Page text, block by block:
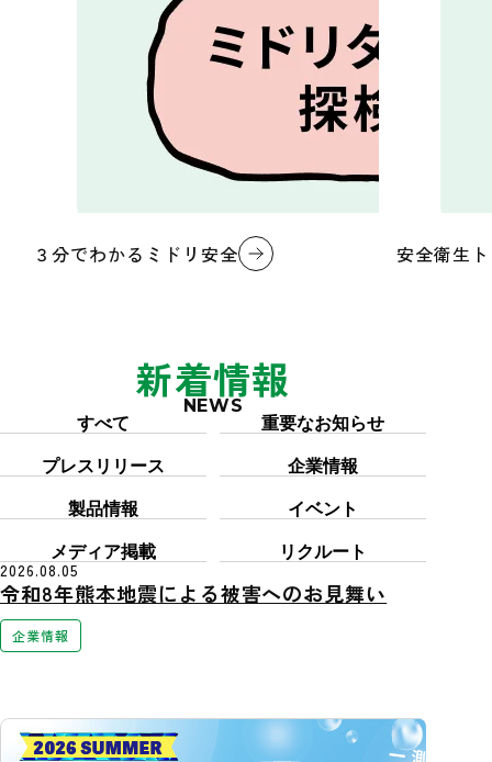
３分でわかるミドリ安全 安全衛生
新着情報
NEWS
すべて 重要なお知らせ
プレスリリース 企業情報
製品情報 イベント
メディア掲載 リクルート
カテゴリー「すべて」を6件表示しています
2026.08.05
令和8年熊本地震による被害へのお見舞い
企業情報